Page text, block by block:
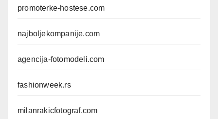
promoterke-hostese.com
najboljekompanije.com
agencija-fotomodeli.com
fashionweek.rs
milanrakicfotograf.com